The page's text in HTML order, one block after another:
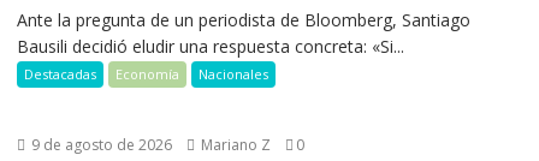
Ante la pregunta de un periodista de Bloomberg, Santiago
Bausili decidió eludir una respuesta concreta: «Si...
Destacadas Economía Nacionales
9 de agosto de 2026 Mariano Z 0